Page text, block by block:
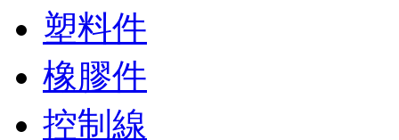
塑料件
橡膠件
控制線